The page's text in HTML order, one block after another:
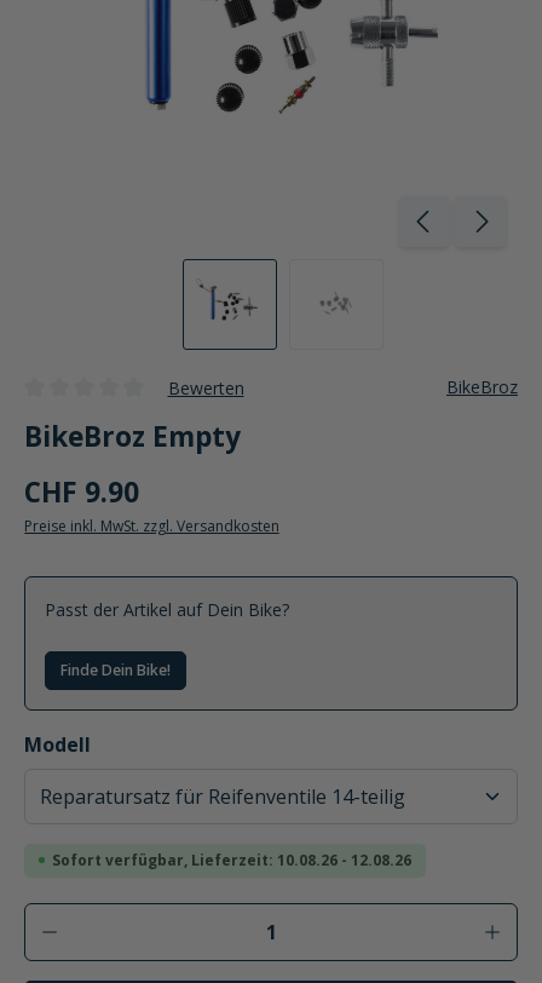
Bewerten BikeBroz
BikeBroz Empty
CHF 9.90
Preise inkl. MwSt. zzgl. Versandkosten
Passt der Artikel auf Dein Bike?
Finde Dein Bike!
Modell
auswählen
Sofort verfügbar, Lieferzeit: 10.08.26 - 12.08.26
Produkt Anzahl: Gib den gewünschten